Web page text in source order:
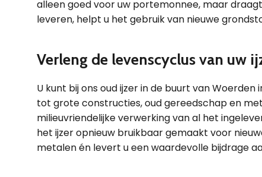
alleen goed voor uw portemonnee, maar
leveren, helpt u het gebruik van nieuwe
Verleng de levenscyclus van uw
U kunt bij ons oud ijzer in de buurt van
tot grote constructies, oud gereedschap en
milieuvriendelijke verwerking van al het
het ijzer opnieuw bruikbaar gemaakt voor
metalen én levert u een waardevolle bijdrage